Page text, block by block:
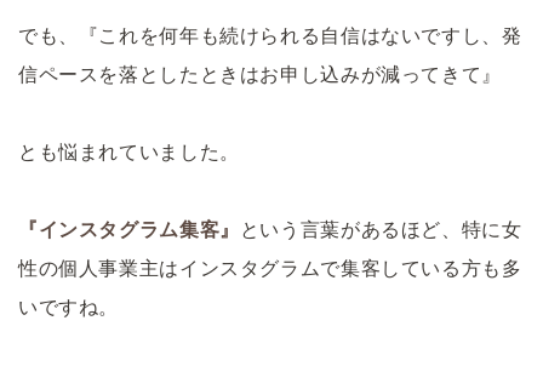
でも、『これを何年も続けられる自信はないですし、発
信ペースを落としたときはお申し込みが減ってきて』
とも悩まれていました。
『インスタグラム集客』
という言葉があるほど、特に女
性の個人事業主はインスタグラムで集客している方も多
いですね。